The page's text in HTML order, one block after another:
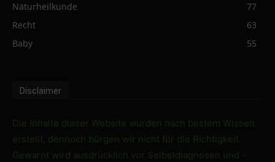
Naturheilkunde
77
Recht
63
Baby
55
Disclaimer
Die Inhalte dieser Website wurden nach bestem Wissen
erstellt, dennoch bürgen wir nicht für die Richtigkeit.
Gewarnt wird ausdrücklich vor Selbstdiagnosen und -